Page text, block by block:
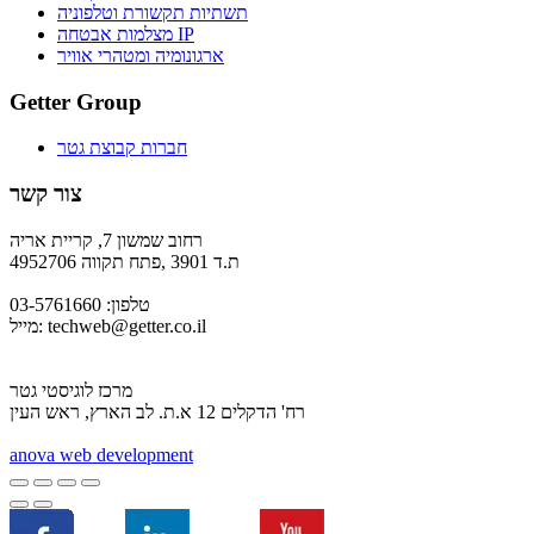
תשתיות תקשורת וטלפוניה
מצלמות אבטחה IP
ארגונומיה ומטהרי אוויר
Getter Group
חברות קבוצת גטר
צור קשר
רחוב שמשון 7, קריית אריה
ת.ד 3901 ,פתח תקווה 4952706
טלפון: 03-5761660
מייל: techweb@getter.co.il
מרכז לוגיסטי גטר
רח' הדקלים 12 א.ת. לב הארץ, ראש העין
anova web development